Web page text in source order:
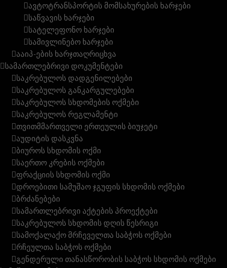
ავტოტრანსპორტის მომსახურების ხარჯები
საწვავის ხარჯები
სატელეფონო ხარჯები
სამივლინებო ხარჯები
ააიპ-ების ხარჯთაღრიცხვა
სამართლებრივი დოკუმენტები
საკრებულოს დადგენილებები
საკრებულოს განკარგულებები
საკრებულოს სხდომების ოქმები
საკრებულოს რეგლამენტი
თვითმმართველი ერთეულის ბიუჯეტი
აუდიტის დასკვნა
ბიუროს სხდომის ოქმი
საერთო კრების ოქმები
ფრაქციის სხდომის ოქმი
დროებითი სამუშაო ჯგუფის სხდომის ოქმები
ბრძანებები
სამართლებრივი აქტების პროექტები
საკრებულოს სხდომის დღის წესრიგი
სამოქალაქო მრჩეველთა საბჭოს ოქმები
რჩეულთა საბჭოს ოქმები
გენდერული თანასწორობის საბჭოს სხდომის ოქმები